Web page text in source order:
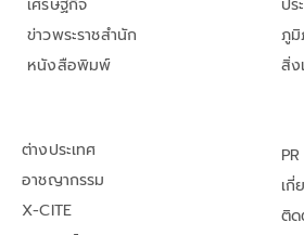
เศรษฐกิจ
ข่าวพระราชสำนัก
หนังสือพิมพ์
ปร
ภูมิ
สิ่
ต่างประเทศ
อาชญากรรม
X-CITE
เกี่
ติ